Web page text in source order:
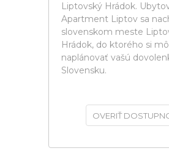
Liptovský Hrádok.
Apartment Liptov sa
slovenskom meste
Hrádok, do ktorého si
naplánovať vašú
Slovensku.
OVERIŤ